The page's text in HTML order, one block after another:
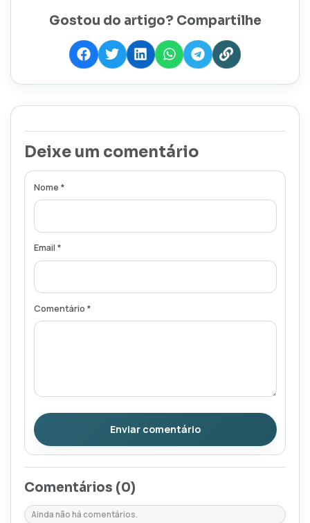
Gostou do artigo? Compartilhe
Deixe um comentário
Nome *
Email *
Comentário *
Enviar comentário
Comentários (0)
Ainda não há comentários.